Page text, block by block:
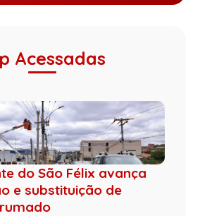
Acessadas
do São Félix avança
e substituição de